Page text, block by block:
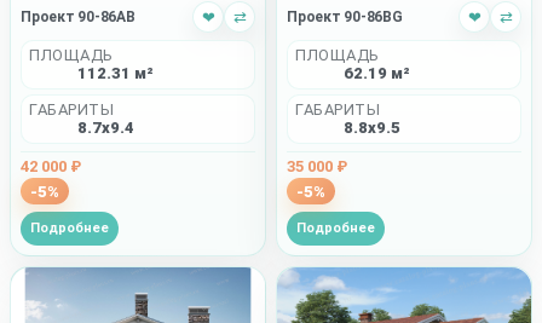
Проект 90-86AB ❤ ⇄
ПЛОЩАДЬ
112.31 м²
ГАБАРИТЫ
8.7x9.4
42 000 ₽
-5%
Подробнее
Проект 90-86BG ❤ ⇄
ПЛОЩАДЬ
62.19 м²
ГАБАРИТЫ
8.8x9.5
35 000 ₽
-5%
Подробнее